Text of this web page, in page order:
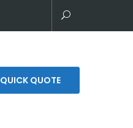
QUICK QUOTE